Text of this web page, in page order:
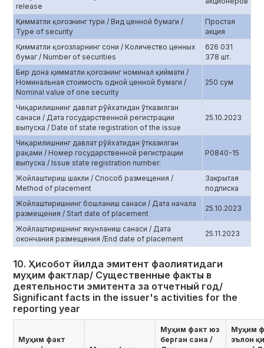
release
Қимматли қоғознинг тури / Вид ценной бумаги /
Type of security
Простая
акция
Қимматли қоғозларнинг сони / Количество ценных
бумаг / Number of securities
626 031
378 шт.
Бир дона қимматли қоғознинг номинал қиймати /
Номинальная стоимость одной ценной бумаги /
Nominal value of one security
250 сум
Чиқарилишнинг давлат рўйхатидан ўтказилган
санаси / Дата государственной регистрации
выпуска / Date of state registration of the issue
25.10.2023
Чиқарилишнинг давлат рўйхатидан ўтказилган
рақами / Номер государственной регистрации
выпуска / Issue state registration number:
Р0840-15
Жойлаштириш шакли / Способ размещения /
Method of placement
Закрытая
подписка
Жойлаштиришнинг бошланиш санаси / Дата начала
размещения / Start date of placement
25.10.2023
Жойлаштиришнинг якунланиш санаси / Дата
окончания размещения /End date of placement
25.11.2023
10. Ҳисобот йилда эмитент фаолиятидаги
муҳим фактлар/ Существенные факты в
деятельности эмитента за отчетный год/
Significant facts in the issuer's activities for the
reporting year
Муҳим факт
Муҳим факт юз
берган сана /
Муҳим
эълон